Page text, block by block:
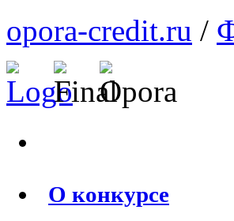
opora-credit.ru /
О конкурсе